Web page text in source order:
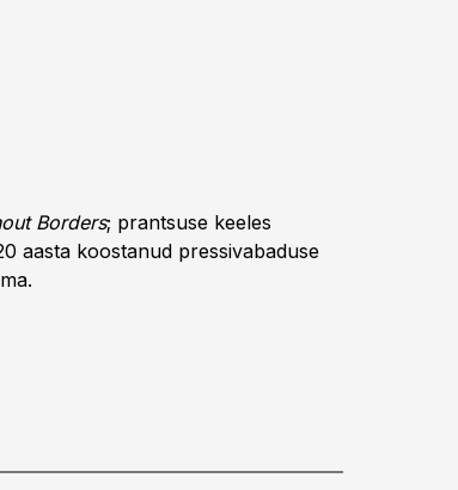
Borders; prantsuse keeles
aasta koostanud pressivabaduse